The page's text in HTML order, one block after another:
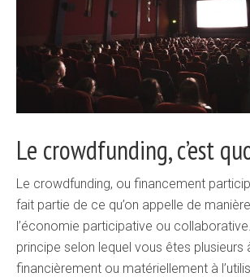
Le crowdfunding, c’est
Le crowdfunding, ou financement
fait partie de ce qu’on appelle de
l’économie participative ou
principe selon lequel vous êtes plusieurs
financièrement ou matériellement à